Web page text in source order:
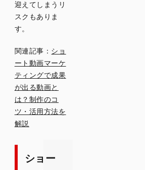
迎えてしまうリ
スクもありま
す。
関連記事： ショ
ート動画マーケ
ティングで成果
が出る動画と
は？制作のコ
ツ・活用方法を
解説
ショー